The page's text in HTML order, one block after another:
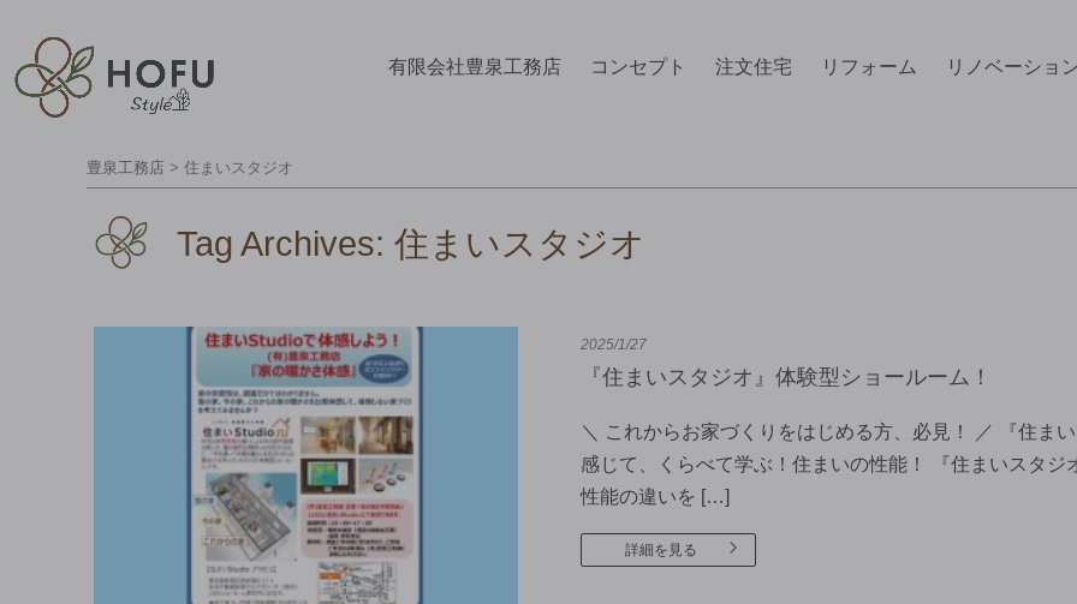
有限会社豊泉工務店 コンセプト 注文住宅 リフォーム リノベーショ
豊泉工務店 > 住まいスタジオ
Tag Archives: 住まいスタジオ
2025/1/27
『住まいスタジオ』体験型ショールーム！
＼ これからお家づくりをはじめる方、必見！ ／ 『住ま
感じて、くらべて学ぶ！住まいの性能！ 『住まいスタ
性能の違いを […]
詳細を見る